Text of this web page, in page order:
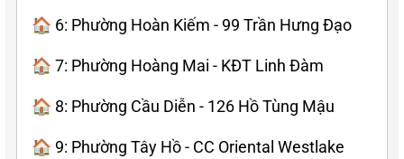
🏠 6: Phường Hoàn Kiếm - 99 Trần Hưng Đạo
🏠 7: Phường Hoàng Mai - KĐT Linh Đàm
🏠 8: Phường Cầu Diễn - 126 Hồ Tùng Mậu
🏠 9: Phường Tây Hồ - CC Oriental Westlake